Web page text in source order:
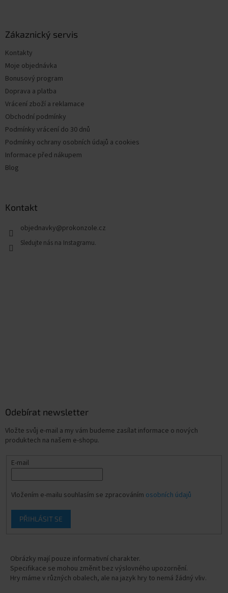
Zákaznický servis
Kontakty
Moje objednávka
Bonusový program
Doprava a platba
Vrácení zboží a reklamace
Obchodní podmínky
Podmínky vrácení do 30 dnů
Podmínky ochrany osobních údajů a cookies
Informace před nákupem
Blog
Kontakt
objednavky@prokonzole.cz
Odebírat newsletter
Vložte svůj e-mail a my vám budeme zasílat informace o nových
produktech na našem e-shopu.
E-mail
Vložením e-mailu souhlasím se zpracováním osobních údajů
PŘIHLÁSIT SE
Obrázky mají pouze informativní charakter.
Specifikace se mohou změnit bez výslovného upozornění.
Hry máme v různých obalech, ale na jazyk hry to nemá žádný vliv.